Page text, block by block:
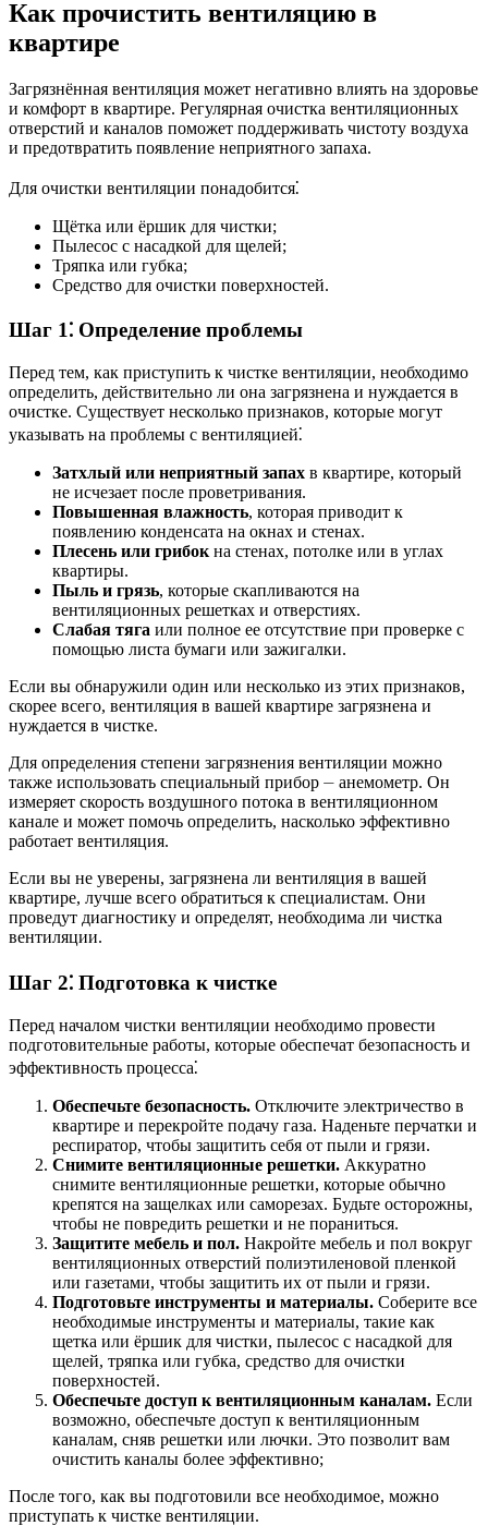
Как прочистить вентиляцию в
квартире
Загрязнённая вентиляция может негативно влиять на здоровье
и комфорт в квартире. Регулярная очистка вентиляционных
отверстий и каналов поможет поддерживать чистоту воздуха
и предотвратить появление неприятного запаха.
Для очистки вентиляции понадобится⁚
Щётка или ёршик для чистки;
Пылесос с насадкой для щелей;
Тряпка или губка;
Средство для очистки поверхностей.
Шаг 1⁚ Определение проблемы
Перед тем, как приступить к чистке вентиляции, необходимо
определить, действительно ли она загрязнена и нуждается в
очистке. Существует несколько признаков, которые могут
указывать на проблемы с вентиляцией⁚
Затхлый или неприятный запах в квартире, который
не исчезает после проветривания.
Повышенная влажность, которая приводит к
появлению конденсата на окнах и стенах.
Плесень или грибок на стенах, потолке или в углах
квартиры.
Пыль и грязь, которые скапливаются на
вентиляционных решетках и отверстиях.
Слабая тяга или полное ее отсутствие при проверке с
помощью листа бумаги или зажигалки.
Если вы обнаружили один или несколько из этих признаков,
скорее всего, вентиляция в вашей квартире загрязнена и
нуждается в чистке.
Для определения степени загрязнения вентиляции можно
также использовать специальный прибор ⏤ анемометр. Он
измеряет скорость воздушного потока в вентиляционном
канале и может помочь определить, насколько эффективно
работает вентиляция.
Если вы не уверены, загрязнена ли вентиляция в вашей
квартире, лучше всего обратиться к специалистам. Они
проведут диагностику и определят, необходима ли чистка
вентиляции.
Шаг 2⁚ Подготовка к чистке
Перед началом чистки вентиляции необходимо провести
подготовительные работы, которые обеспечат безопасность и
эффективность процесса⁚
Обеспечьте безопасность. Отключите электричество в
квартире и перекройте подачу газа. Наденьте перчатки и
респиратор, чтобы защитить себя от пыли и грязи.
Снимите вентиляционные решетки. Аккуратно
снимите вентиляционные решетки, которые обычно
крепятся на защелках или саморезах. Будьте осторожны,
чтобы не повредить решетки и не пораниться.
Защитите мебель и пол. Накройте мебель и пол вокруг
вентиляционных отверстий полиэтиленовой пленкой
или газетами, чтобы защитить их от пыли и грязи.
Подготовьте инструменты и материалы. Соберите все
необходимые инструменты и материалы, такие как
щетка или ёршик для чистки, пылесос с насадкой для
щелей, тряпка или губка, средство для очистки
поверхностей.
Обеспечьте доступ к вентиляционным каналам. Если
возможно, обеспечьте доступ к вентиляционным
каналам, сняв решетки или лючки. Это позволит вам
очистить каналы более эффективно;
После того, как вы подготовили все необходимое, можно
приступать к чистке вентиляции.